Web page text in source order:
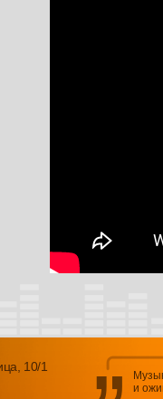
10/1
и